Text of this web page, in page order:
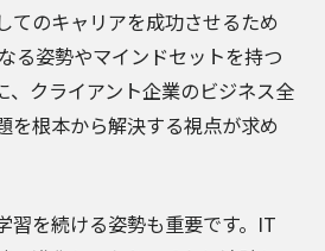
てのキャリアを成功させるため
る姿勢やマインドセットを持つ
、クライアント企業のビジネス全
を根本から解決する視点が求め
習を続ける姿勢も重要です。IT